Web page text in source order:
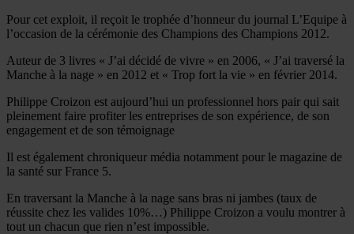
Pour cet exploit, il reçoit le trophée d’honneur du journal L’Equipe à
l’occasion de la cérémonie des Champions des Champions 2012.
Auteur de 3 livres « J’ai décidé de vivre » en 2006, « J’ai traversé la
Manche à la nage » en 2012 et « Trop fort la vie » en février 2014.
Philippe Croizon est aujourd’hui un professionnel hors pair qui sait
pleinement faire profiter les entreprises de son expérience, de son
engagement et de son témoignage
Il est également chroniqueur média notamment pour le magazine de
la santé sur France 5.
En traversant la Manche à la nage sans bras ni jambes (taux de
réussite chez les valides 10%…) Philippe Croizon a voulu montrer à
tout un chacun que rien n’est impossible.